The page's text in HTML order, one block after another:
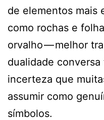
de elementos mais
como rochas e
orvalho — melhor
dualidade
incerteza que
assumir como
símbolos.